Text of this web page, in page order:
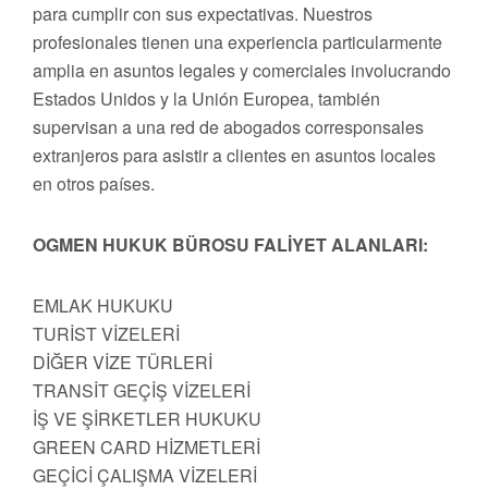
para cumplir con sus expectativas. Nuestros
profesionales tienen una experiencia particularmente
amplia en asuntos legales y comerciales involucrando
Estados Unidos y la Unión Europea, también
supervisan a una red de abogados corresponsales
extranjeros para asistir a clientes en asuntos locales
en otros países.
OGMEN HUKUK BÜROSU FALİYET ALANLARI:
EMLAK HUKUKU
TURİST VİZELERİ
DİĞER VİZE TÜRLERİ
TRANSİT GEÇİŞ VİZELERİ
İŞ VE ŞİRKETLER HUKUKU
GREEN CARD HİZMETLERİ
GEÇİCİ ÇALIŞMA VİZELERİ